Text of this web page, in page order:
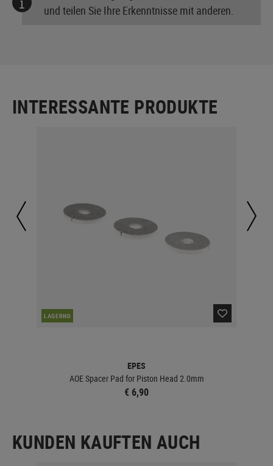
und teilen Sie Ihre Erkenntnisse mit anderen.
INTERESSANTE PRODUKTE
LAGERND
EPES
AOE Spacer Pad for Piston Head 2.0mm
€ 6,90
KUNDEN KAUFTEN AUCH